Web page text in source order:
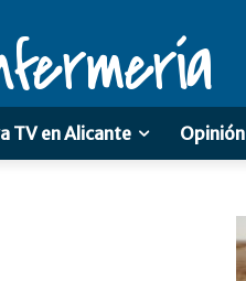
TV en Alicante Opinión